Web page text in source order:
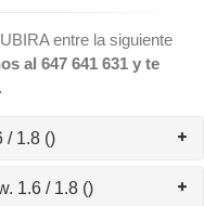
entre la siguiente
al 647 641 631 y te
/ 1.8 ()
1.6 / 1.8 ()